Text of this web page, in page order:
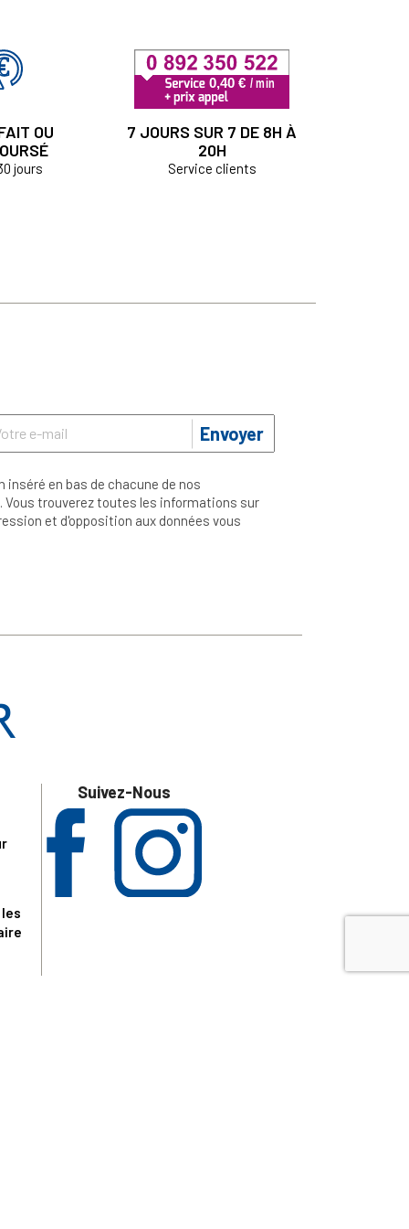
OU
jours
7 JOURS SUR 7 DE 8H À
20H
Service clients
Envoyer
en bas de chacune de nos
trouverez toutes les informations sur
et d'opposition aux données vous
Suivez-Nous